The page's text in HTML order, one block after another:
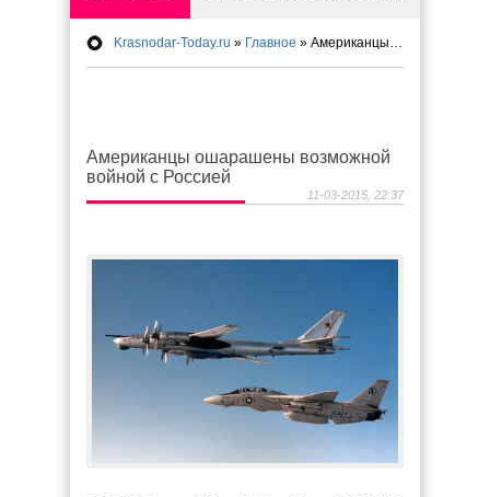
Программа «Мир без слёз» впервые в Анапе:
Исмагил Шангареев. В поисках внутренней
Krasnodar-Today.ru » Главное » Американцы ошарашены возможной войной с Россией
Американцы ошарашены возможной
войной с Россией
11-03-2015, 22:37